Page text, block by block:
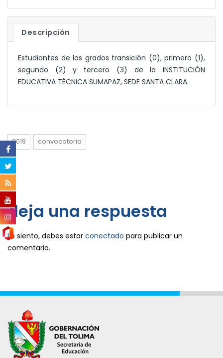
Descripción
Estudiantes de los grados transición (0), primero (1),
segundo (2) y tercero (3) de la INSTITUCIÓN
EDUCATIVA TÉCNICA SUMAPAZ, SEDE SANTA CLARA.
2019 convocatoria
deja una respuesta
Lo siento, debes estar conectado para publicar un
comentario.